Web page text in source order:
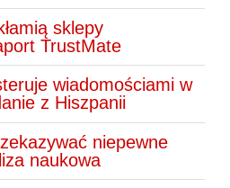
sklepy
TrustMate
wiadomościami w
z Hiszpanii
niepewne
naukowa